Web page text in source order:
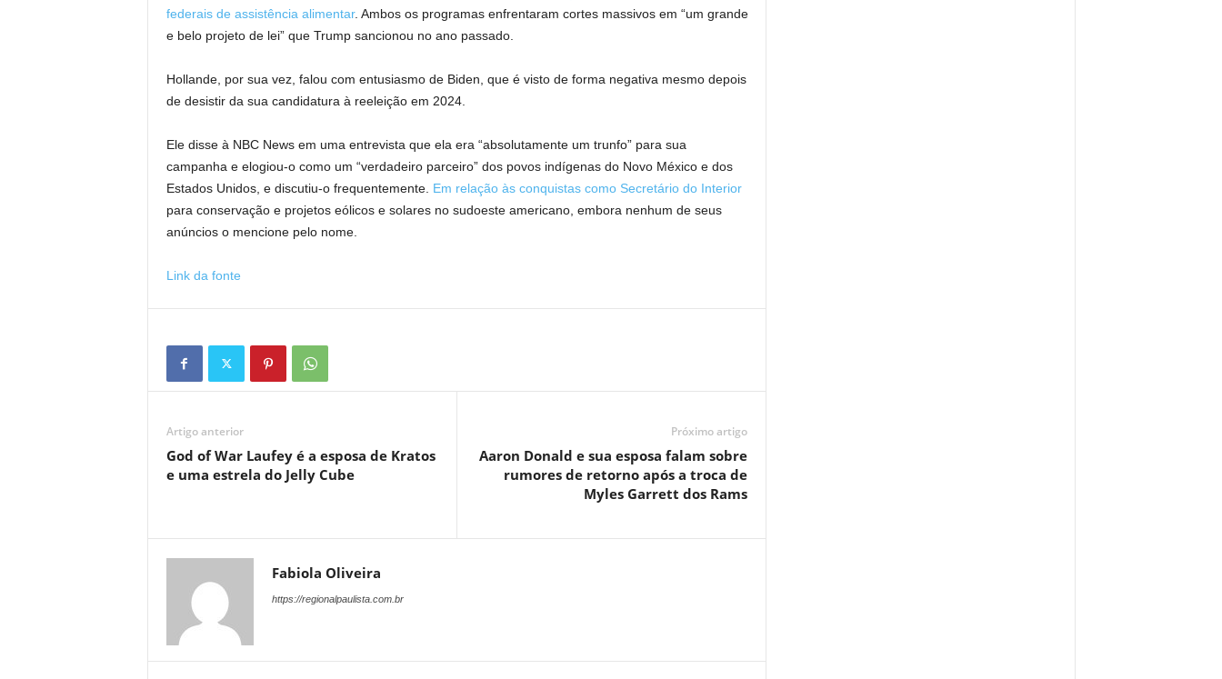
federais de assistência alimentar. Ambos os programas enfrentaram cortes massivos em “um grande
e belo projeto de lei” que Trump sancionou no ano passado.
Hollande, por sua vez, falou com entusiasmo de Biden, que é visto de forma negativa mesmo depois
de desistir da sua candidatura à reeleição em 2024.
Ele disse à NBC News em uma entrevista que ela era “absolutamente um trunfo” para sua
campanha e elogiou-o como um “verdadeiro parceiro” dos povos indígenas do Novo México e dos
Estados Unidos, e discutiu-o frequentemente. Em relação às conquistas como Secretário do Interior
para conservação e projetos eólicos e solares no sudoeste americano, embora nenhum de seus
anúncios o mencione pelo nome.
Link da fonte
Artigo anterior
God of War Laufey é a esposa de Kratos
e uma estrela do Jelly Cube
Próximo artigo
Aaron Donald e sua esposa falam sobre
rumores de retorno após a troca de
Myles Garrett dos Rams
Fabiola Oliveira
https://regionalpaulista.com.br